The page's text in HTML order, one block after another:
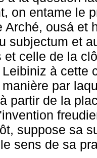
on entame le
Arché, ousá et
subjectum et
et celle de la
à cette
par
partir de la
suppose sa
sens de sa